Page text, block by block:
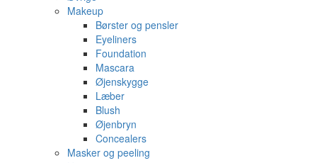
Makeup
Børster og pensler
Eyeliners
Foundation
Mascara
Øjenskygge
Læber
Blush
Øjenbryn
Concealers
Masker og peeling